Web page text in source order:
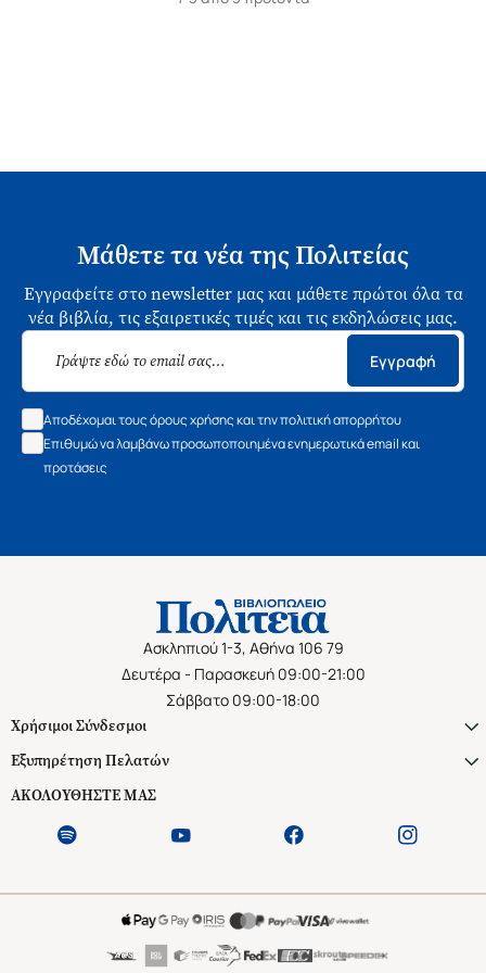
Μάθετε τα νέα της Πολιτείας
Εγγραφείτε στο newsletter μας και μάθετε πρώτοι όλα τα
νέα βιβλία, τις εξαιρετικές τιμές και τις εκδηλώσεις μας.
Εγγραφή
Αποδέχομαι τους όρους χρήσης και την πολιτική απορρήτου
Επιθυμώ να λαμβάνω προσωποποιημένα ενημερωτικά email και
προτάσεις
Ασκληπιού 1-3, Αθήνα 106 79
Δευτέρα - Παρασκευή 09:00-21:00
Σάββατο 09:00-18:00
Χρήσιμοι Σύνδεσμοι
Εξυπηρέτηση Πελατών
ΑΚΟΛΟΥΘΗΣΤΕ ΜΑΣ